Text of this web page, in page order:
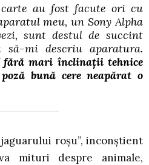
carte au fost facute ori cu
meu, un Sony Alpha
sunt destul de succint
să-mi descriu aparatura.
fără mari înclinații tehnice
bună cere neapărat o
roșu”, inconștient
mituri despre animale,